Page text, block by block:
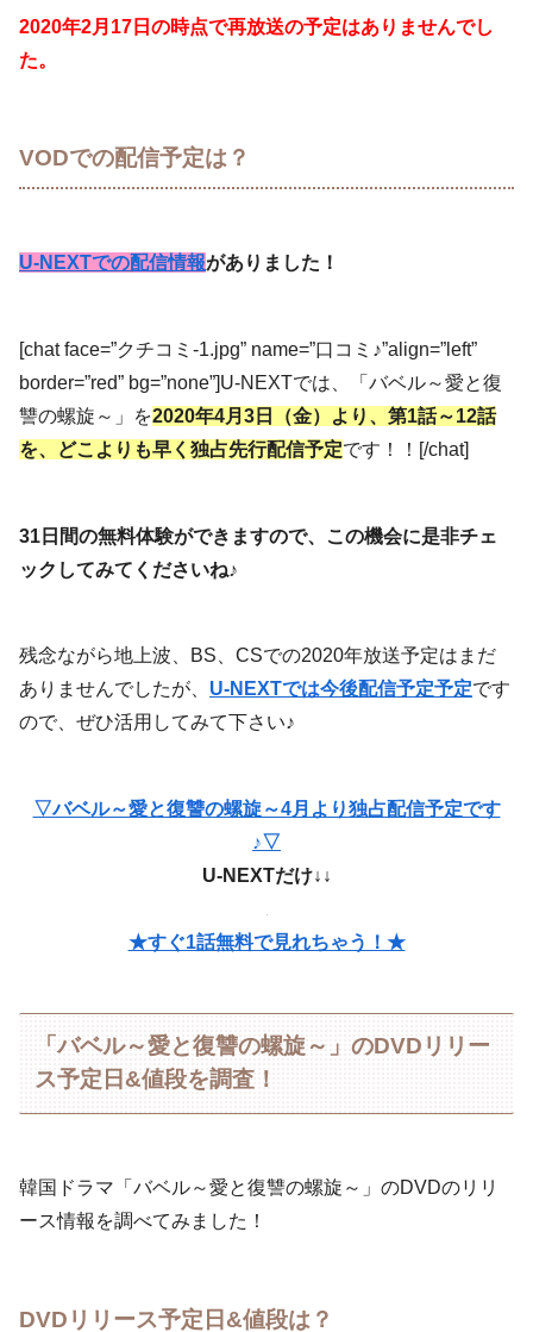
2020年2月17日の時点で再放送の予定はありませんでし
た。
VODでの配信予定は？
U-NEXTでの配信情報がありました！
[chat face=”クチコミ-1.jpg” name=”口コミ♪”align=”left”
border=”red” bg=”none”]U-NEXTでは、「バベル～愛と復
讐の螺旋～」を2020年4月3日（金）より、第1話～12話
を、どこよりも早く独占先行配信予定です！！[/chat]
31日間の無料体験ができますので、この機会に是非チェ
ックしてみてくださいね♪
残念ながら地上波、BS、CSでの2020年放送予定はまだ
ありませんでしたが、 U-NEXTでは今後配信予定予定です
ので、ぜひ活用してみて下さい♪
▽バベル～愛と復讐の螺旋～4月より独占配信予定です
♪▽
U-NEXTだけ↓↓
★すぐ1話無料で見れちゃう！★
「バベル～愛と復讐の螺旋～」のDVDリリー
ス予定日&値段を調査！
韓国ドラマ「バベル～愛と復讐の螺旋～」のDVDのリリ
ース情報を調べてみました！
DVDリリース予定日&値段は？